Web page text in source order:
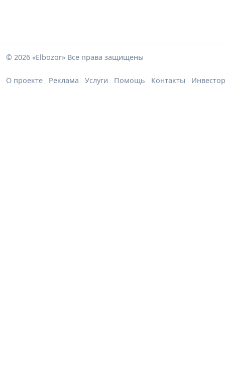
© 2026 «Elbozor» Все права защищены
О проекте Реклама Услуги Помощь Контакты